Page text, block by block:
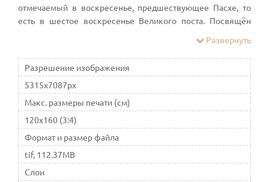
отмечаемый в воскресенье, предшествующее Пасхе, то
есть в шестое воскресенье Великого поста. Посвящён
описанному во всех четырёх Евангелиях. В православии
входит в число двунадесятых праздников
Развернуть
Разрешение изображения
5315x7087px
Макс. размеры печати (см)
120x160 (3:4)
Формат и размер файла
tif, 112.37MB
Слои